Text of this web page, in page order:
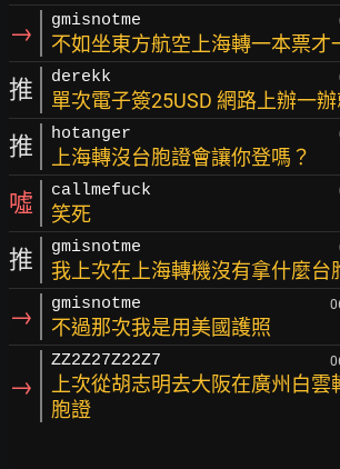
→ gmisnotme
不如坐東方航空上海轉一本票才
推 derekk
單次電子簽25USD 網路上辦一
推 hotanger
上海轉沒台胞證會讓你登嗎？
噓 callmefuck
笑死
推 gmisnotme
我上次在上海轉機沒有拿什麼台
→ gmisnotme
不過那次我是用美國護照
→
ZZ2Z27Z22Z7
上次從胡志明去大阪在廣州白
胞證